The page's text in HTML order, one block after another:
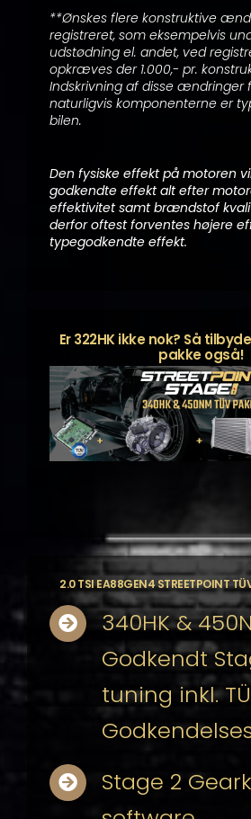
**Ønskes flere konstruktive
registreret, som eksempelvis
udstødning el. andet, ved
opkræves der 1.000,- pr.
Indskrivning af disse
naturligvis komponenterne er
bilen.
Den fysiske effekt på motoren
godkendte effekt alt efter
effektivitet samt brændstof
derfor oftest forventes højere
typegodkendte effekt.
Er 322HK ikke nok? Så
pakke også!
2.0 TSI EA88GEN4 STREETPOINT
340HK &
Godkendt
tuning inkl.
Stage 2